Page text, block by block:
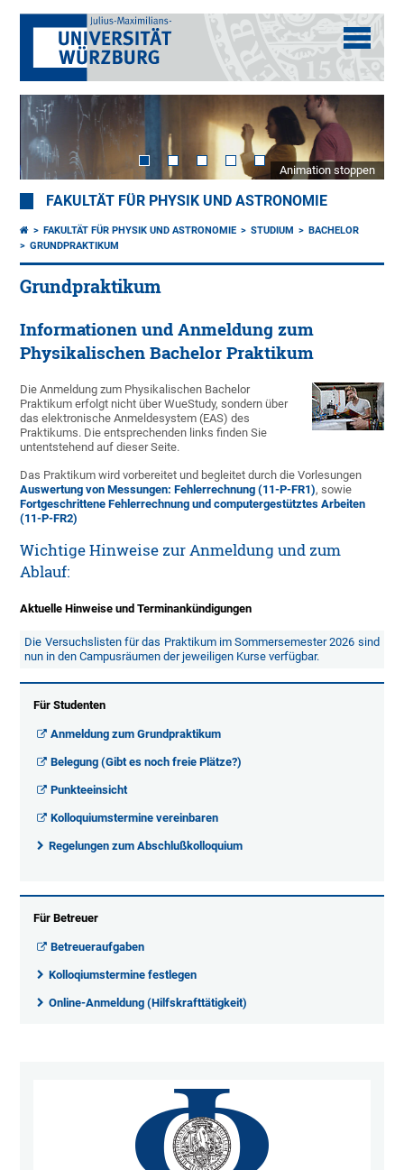
Animation stoppen
FAKULTÄT FÜR PHYSIK UND ASTRONOMIE
FAKULTÄT FÜR PHYSIK UND ASTRONOMIE STUDIUM
BACHELOR
GRUNDPRAKTIKUM
Grundpraktikum
Informationen und Anmeldung zum
Physikalischen Bachelor Praktikum
Die Anmeldung zum Physikalischen Bachelor
Praktikum erfolgt nicht über WueStudy, sondern über
das elektronische Anmeldesystem (EAS) des
Praktikums. Die entsprechenden links finden Sie
untentstehend auf dieser Seite.
Das Praktikum wird vorbereitet und begleitet durch die Vorlesungen
Auswertung von Messungen: Fehlerrechnung (11-P-FR1), sowie
Fortgeschrittene Fehlerrechnung und computergestütztes Arbeiten
(11-P-FR2)
Wichtige Hinweise zur Anmeldung und zum
Ablauf:
Aktuelle Hinweise und Terminankündigungen
Die Versuchslisten für das Praktikum im Sommersemester 2026 sind
nun in den Campusräumen der jeweiligen Kurse verfügbar.
Für Studenten
Anmeldung zum Grundpraktikum
Belegung (Gibt es noch freie Plätze?)
Punkteeinsicht
Kolloquiumstermine vereinbaren
Regelungen zum Abschlußkolloquium
Für Betreuer
Betreueraufgaben
Kolloqiumstermine festlegen
Online-Anmeldung (Hilfskrafttätigkeit)